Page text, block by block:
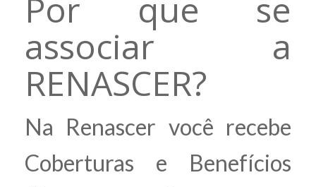
Por que se
associar a
RENASCER?
Na Renascer você recebe
Coberturas e Benefícios